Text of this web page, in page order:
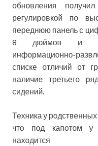
обновления
регулировкой по
переднюю панель с
8 дюймов и 11-
информационно-
списке отличий от
наличие третьего
сидений.
Техника у
что под капотом у
находится